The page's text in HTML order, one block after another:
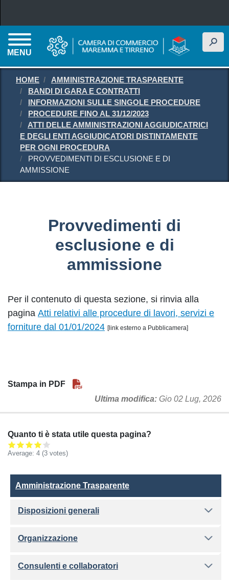
MENU
h
HOME
AMMINISTRAZIONE TRASPARENTE
BANDI DI GARA E CONTRATTI
INFORMAZIONI SULLE SINGOLE PROCEDURE
PROCEDURE FINO AL 31/12/2023
ATTI DELLE AMMINISTRAZIONI AGGIUDICATRICI
E DEGLI ENTI AGGIUDICATORI DISTINTAMENTE
PER OGNI PROCEDURA
PROVVEDIMENTI DI ESCLUSIONE E DI
AMMISSIONE
Provvedimenti di
esclusione e di
ammissione
Per il contenuto di questa sezione, si rinvia alla
pagina Atti relativi alle procedure di lavori, servizi e
forniture dal 01/01/2024 [link esterno a Pubblicamera]
Stampa in PDF
Ultima modifica Gio 02 Lug, 2026
Quanto ti è stata utile questa pagina?
Average: 4 (3 votes)
Amministrazione Trasparente
Amministrazione Trasparente
Disposizioni generali
Organizzazione
Consulenti e collaboratori